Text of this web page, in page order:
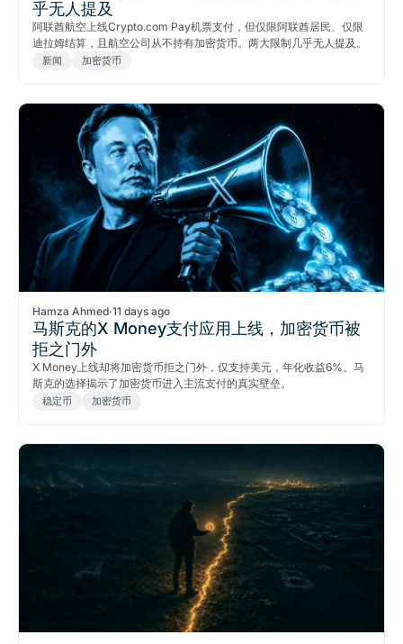
乎无人提及
阿联酋航空上线Crypto.com Pay机票支付，但仅限阿联酋居民、仅限
迪拉姆结算，且航空公司从不持有加密货币。两大限制几乎无人提及。
新闻 加密货币
Hamza Ahmed·11 days ago
马斯克的X Money支付应用上线，加密货币被
拒之门外
X Money上线却将加密货币拒之门外，仅支持美元，年化收益6%。马
斯克的选择揭示了加密货币进入主流支付的真实壁垒。
稳定币 加密货币